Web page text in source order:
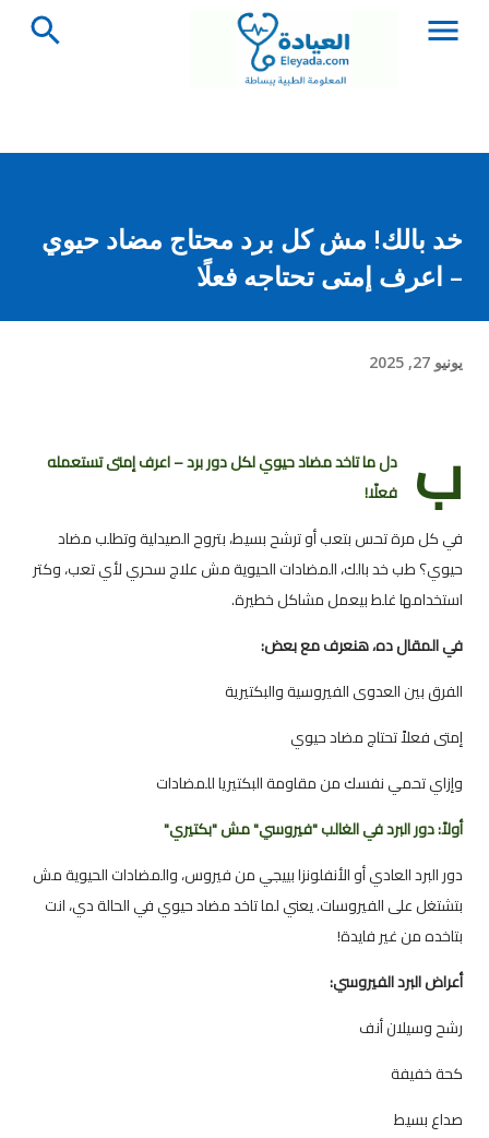
التخطي إلى المحتوى الرئيسي
خد بالك! مش كل برد محتاج مضاد حيوي
– اعرف إمتى تحتاجه فعلًا
يونيو 27, 2025
ب
دل ما تاخد مضاد حيوي لكل دور برد – اعرف إمتى تستعمله
فعلًا!
في كل مرة تحس بتعب أو ترشح بسيط، بتروح الصيدلية وتطلب مضاد
حيوي؟ طب خد بالك، المضادات الحيوية مش علاج سحري لأي تعب، وكتر
استخدامها غلط بيعمل مشاكل خطيرة.
في المقال ده، هنعرف مع بعض:
الفرق بين العدوى الفيروسية والبكتيرية
إمتى فعلاً تحتاج مضاد حيوي
وإزاي تحمي نفسك من مقاومة البكتيريا للمضادات
أولاً: دور البرد في الغالب "فيروسي" مش "بكتيري"
دور البرد العادي أو الأنفلونزا بييجي من فيروس، والمضادات الحيوية مش
بتشتغل على الفيروسات. يعني لما تاخد مضاد حيوي في الحالة دي، انت
بتاخده من غير فايدة!
أعراض البرد الفيروسي:
رشح وسيلان أنف
كحة خفيفة
صداع بسيط